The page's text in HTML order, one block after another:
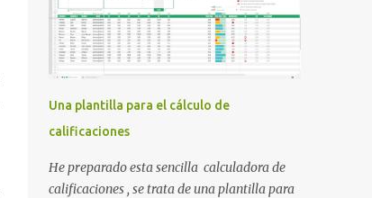
Una plantilla para el cálculo de
calificaciones
He preparado esta sencilla calculadora de
calificaciones , se trata de una plantilla para